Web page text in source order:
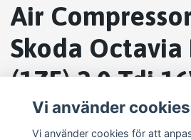
Air
Skoda Octavia
(1Z5) 2.0 Tdi
5K0820803H⁷
Vi använder cookies
Vi använder cookies för att